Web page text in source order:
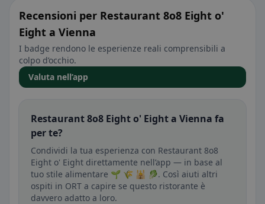
Recensioni per Restaurant 8o8 Eight o'
Eight a Vienna
I badge rendono le esperienze reali comprensibili a
colpo d’occhio.
Valuta nell’app
Restaurant 8o8 Eight o' Eight a Vienna fa
per te?
Condividi la tua esperienza con Restaurant 8o8
Eight o' Eight direttamente nell’app — in base al
tuo stile alimentare 🌱 🌾 🕌 🥬. Così aiuti altri
ospiti in ORT a capire se questo ristorante è
davvero adatto a loro.